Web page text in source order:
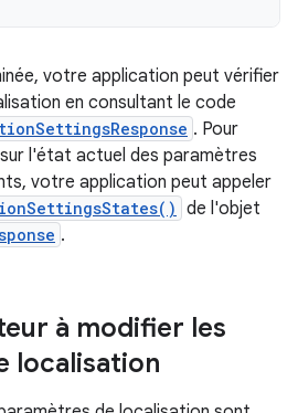
votre application peut vérifier
en consultant le code
. Pour
l'état actuel des paramètres
votre application peut appeler
de l'objet
.
à modifier les
localisation